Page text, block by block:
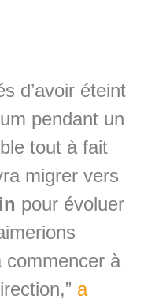
d’avoir éteint
pendant un
tout à fait
migrer vers
pour évoluer
commencer à
a